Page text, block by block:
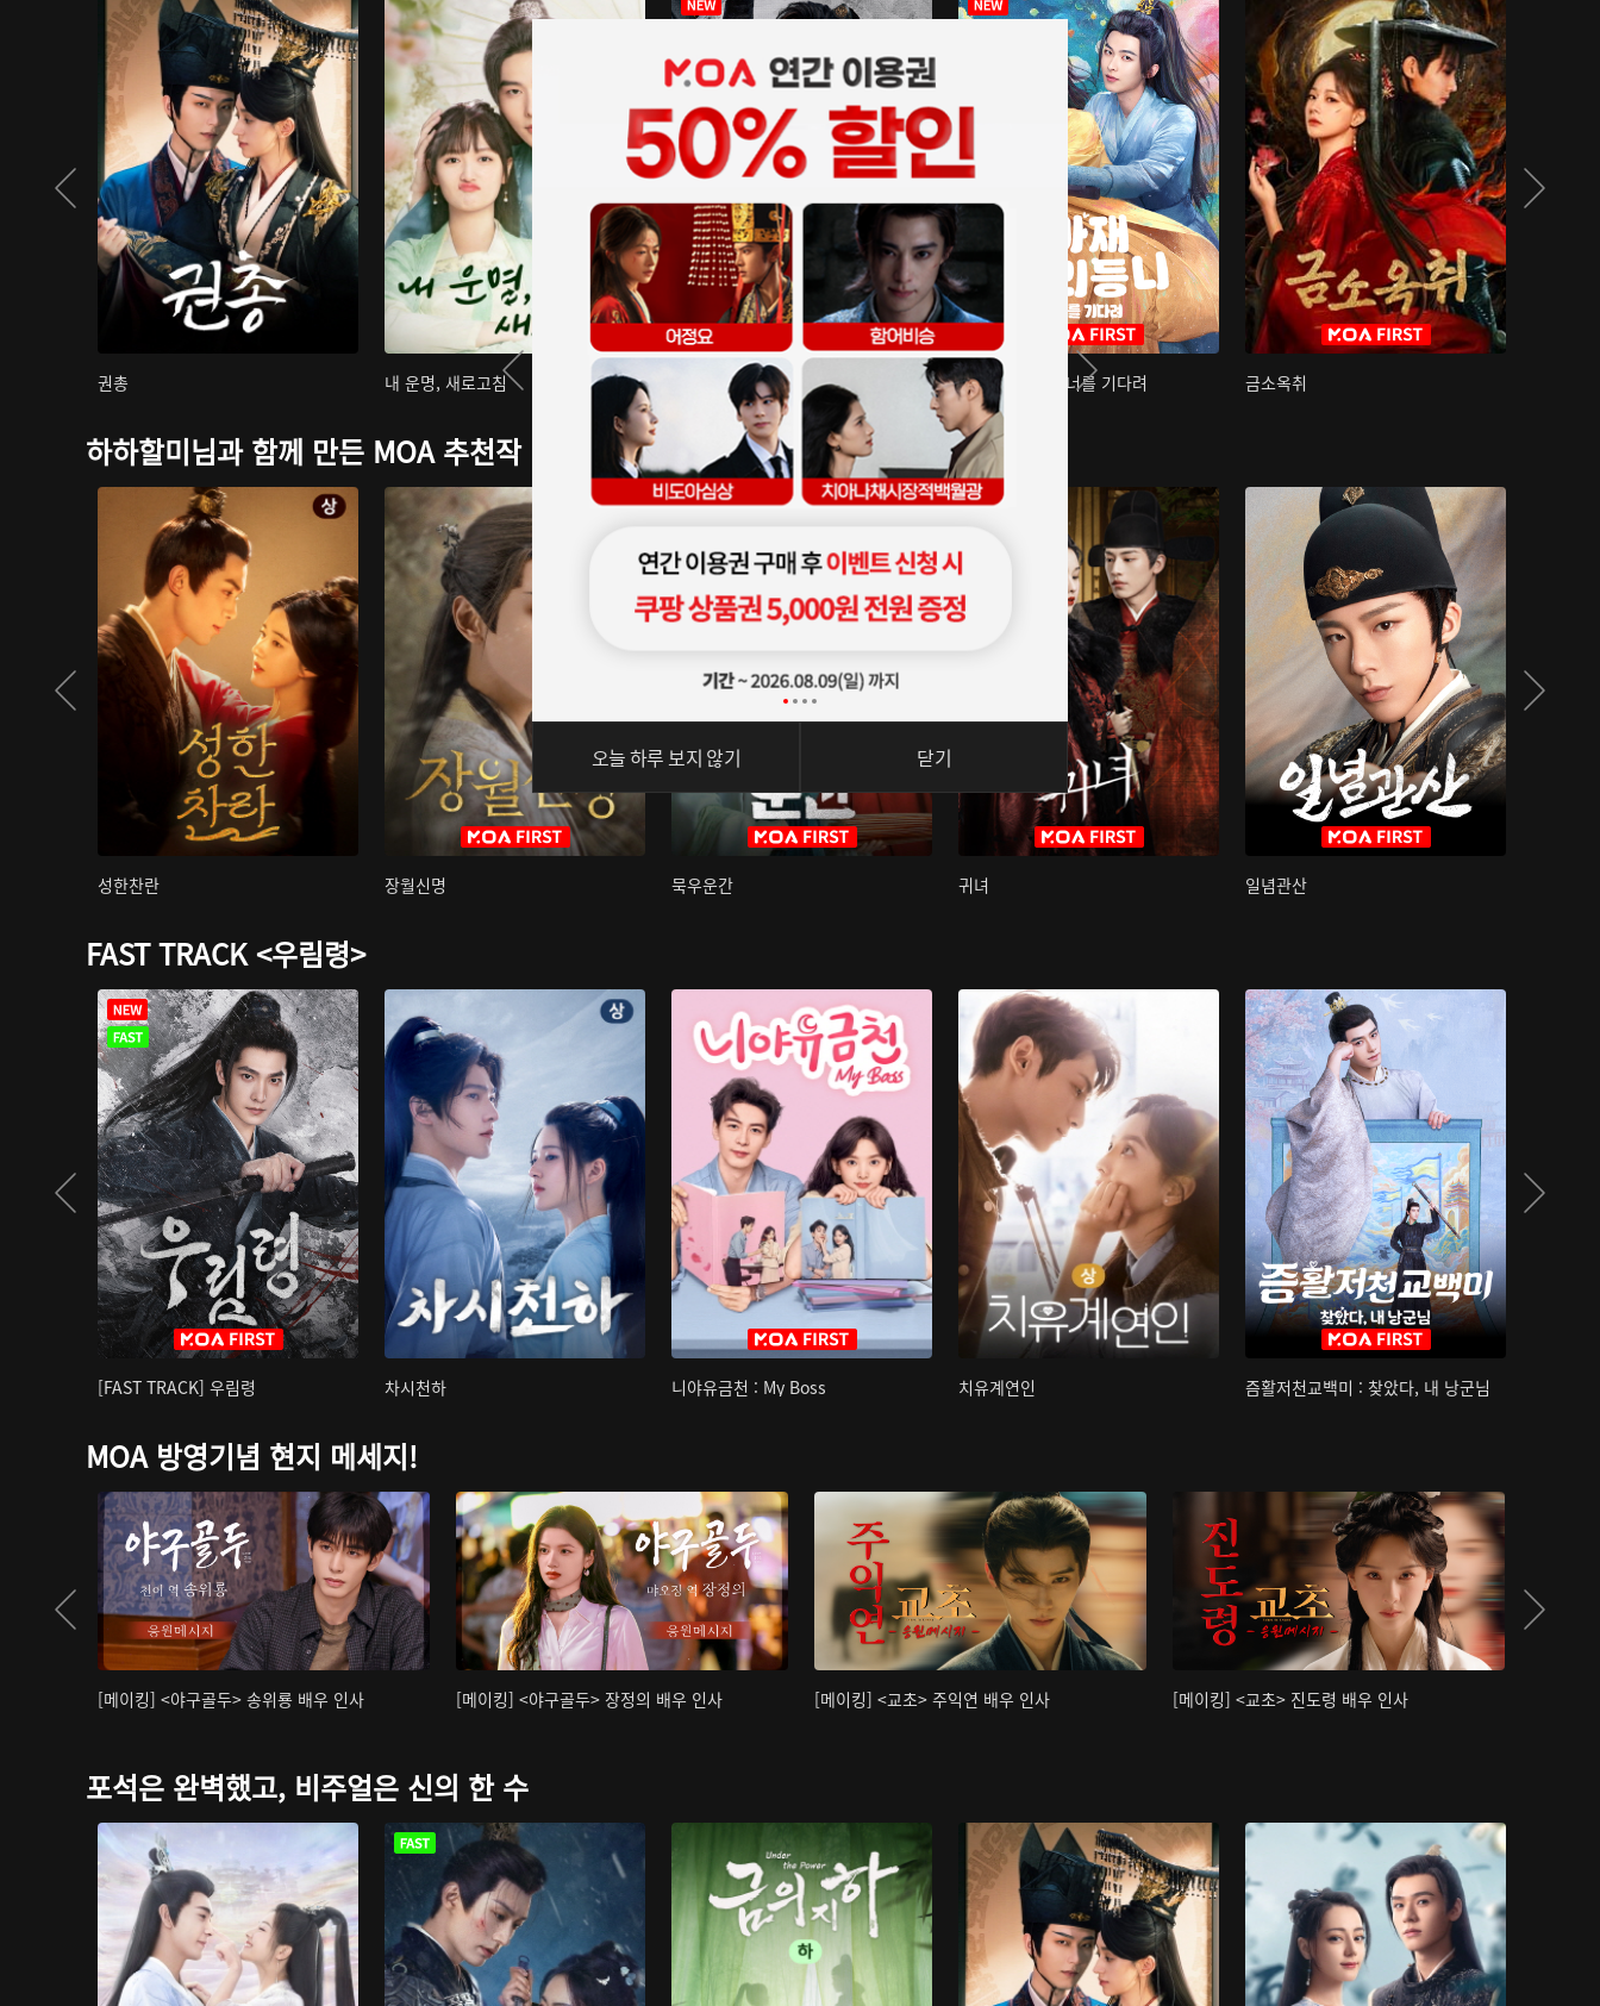
권총 내 운명, 새로고침 아재저리등니 : 너를 기다려 금소옥취
하하할미님과 함께 만든 MOA 추천작
성한찬란 장월신명 묵우운간 귀녀 일념관산
FAST TRACK <우림령>
[FAST TRACK] 우림령 차시천하 니야유금천 : My Boss 치유계연인 즘활저천교백미 : 찾았다, 내 낭군님
MOA 방영기념 현지 메세지!
[메이킹] <야구골두> 송위룡 배우 인사 [메이킹] <야구골두> 장정의 배우 인사 [메이킹] <교초> 주익연 배우 인사 [메이킹] <교초> 진도령 배우 인사
포석은 완벽했고, 비주얼은 신의 한 수
오늘 하루 보지 않기 닫기